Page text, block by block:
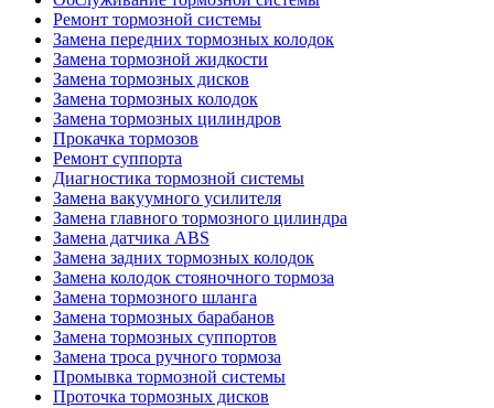
Ремонт тормозной системы
Замена передних тормозных колодок
Замена тормозной жидкости
Замена тормозных дисков
Замена тормозных колодок
Замена тормозных цилиндров
Прокачка тормозов
Ремонт суппорта
Диагностика тормозной системы
Замена вакуумного усилителя
Замена главного тормозного цилиндра
Замена датчика ABS
Замена задних тормозных колодок
Замена колодок стояночного тормоза
Замена тормозного шланга
Замена тормозных барабанов
Замена тормозных суппортов
Замена троса ручного тормоза
Промывка тормозной системы
Проточка тормозных дисков